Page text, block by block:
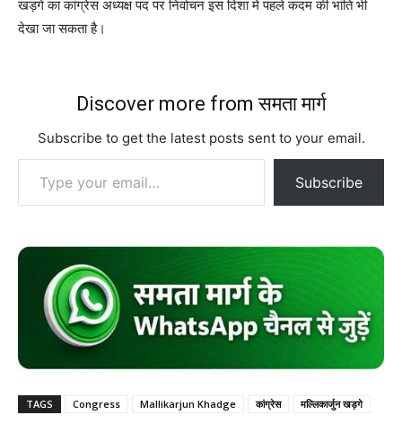
खड़गे का कांग्रेस अध्यक्ष पद पर निर्वाचन इस दिशा में पहले कदम की भांति भी
देखा जा सकता है।
Discover more from समता मार्ग
Subscribe to get the latest posts sent to your email.
Type your email…
Subscribe
TAGS Congress Mallikarjun Khadge कांग्रेस मल्लिकार्जुन खड़गे